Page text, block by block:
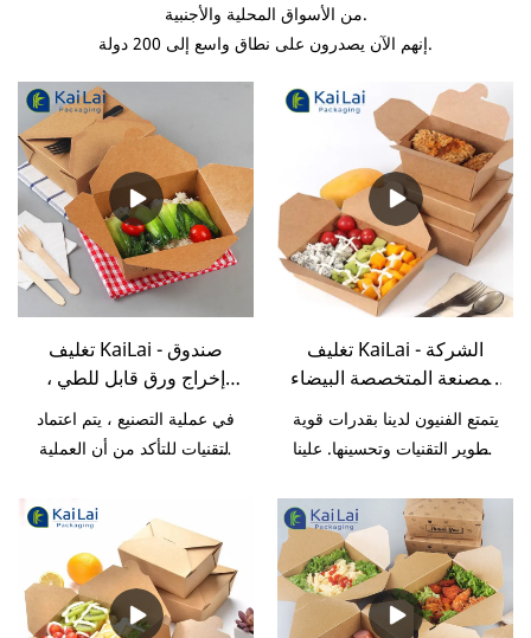
من الأسواق المحلية والأجنبية.
إنهم الآن يصدرون على نطاق واسع إلى 200 دولة.
تغليف KaiLai - صندوق
إخراج ورق قابل للطي ،
حاوية طعام ، ورق تغليف
وجبات سريعة ، صندوق
إخراج
في عملية التصنيع ، يتم اعتماد
التقنيات للتأكد من أن العملية
تطبيقاتها واسع للغاية. في
مجال (مجالات) التطبيق من
الصناديق الورقية ، يتم استخدام
ورق تغليف الوجبات السريعة
القابل للطي على نطاق واسع.
تغليف KaiLai - الشركة
المصنعة المتخصصة البيضاء
المخصصة للطعام الرخيص
من الدرجة الأولى تأخذ علبة
تغليف ورق الوجبات
يتمتع الفنيون لدينا بقدرات قوية
لتطوير التقنيات وتحسينها. علينا
دورًا مهمًا في عملية تصنيع
علب تغليف الورق للوجبات
السريعة ، وهي مخصصة بيضاء
متخصصة من الشركة المصنعة
، وهي تستخدم بشكل أساسي